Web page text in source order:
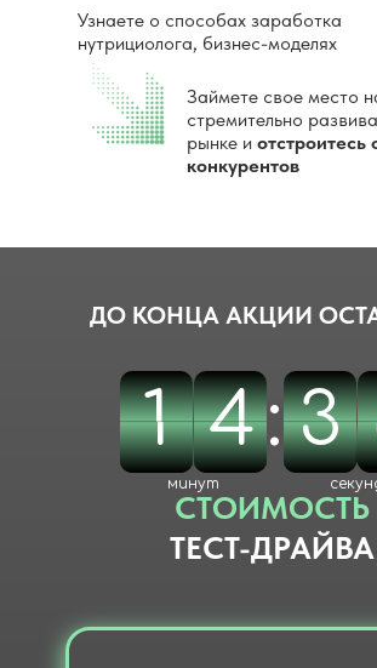
Узнаете о способах заработка
нутрициолога, бизнес-моделях
Займете свое место
стремительно
рынке и отстроитесь
конкурентов
СТОИМОСТЬ
ТЕСТ-ДРАЙВА
ДО КОНЦА АКЦИИ
1
1 5
4
4
5
минут
: 4
3
3
4